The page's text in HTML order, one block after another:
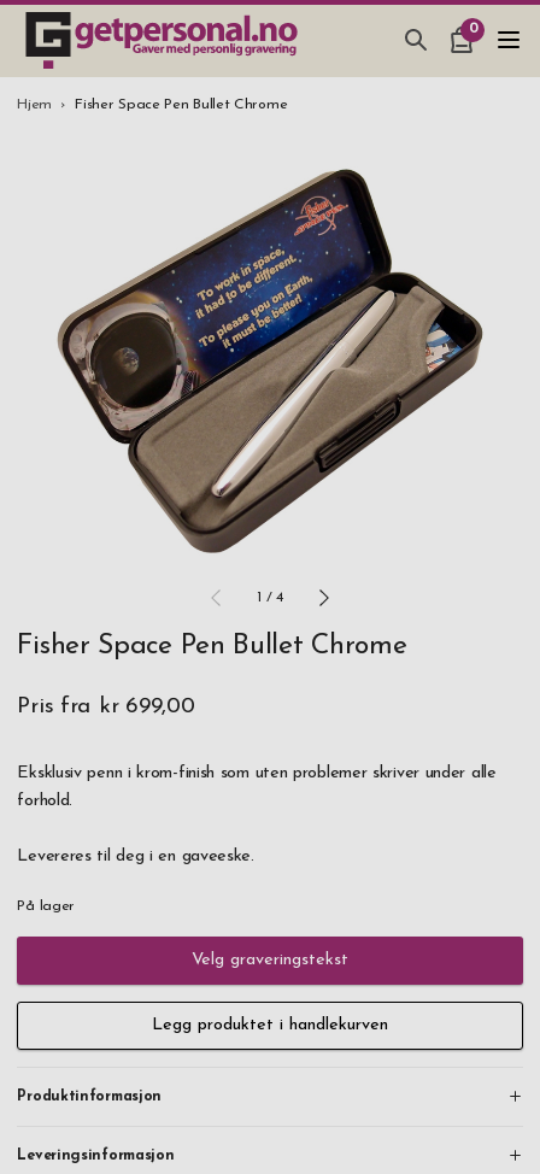
0
GAVER & GADGETS
SMYKKER & ACCESSOARER
JULEGAVETIPS
BRYLLUPSGAVE 2026
Hjem Fisher Space Pen Bullet Chrome
1 /4
Fisher Space Pen Bullet Chrome
Pris fra kr 699,00
Eksklusiv penn i krom-finish som uten problemer skriver under alle
forhold.
Levereres til deg i en gaveeske.
På lager
Velg graveringstekst
Legg produktet i handlekurven
Produktinformasjon
Leveringsinformasjon